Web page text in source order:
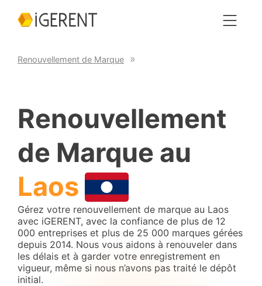
Renouvellement de Marque
Renouvellement
de Marque au
Laos
Gérez votre renouvellement de marque au Laos
avec iGERENT, avec la confiance de plus de 12
000 entreprises et plus de 25 000 marques gérées
depuis 2014. Nous vous aidons à renouveler dans
les délais et à garder votre enregistrement en
vigueur, même si nous n’avons pas traité le dépôt
initial.